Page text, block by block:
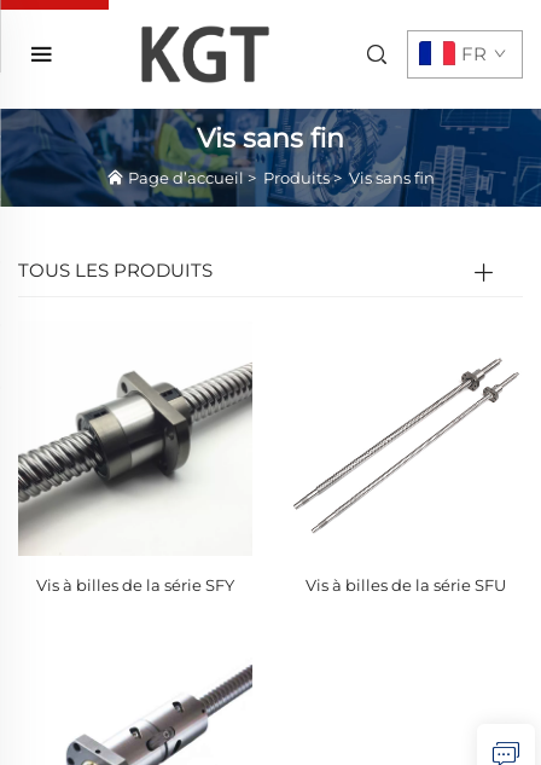
FR
Vis sans fin
Page d’accueil> Produits>Vis sans fin
TOUS LES PRODUITS
Vis à billes de la série SFY Vis à billes de la série SFU